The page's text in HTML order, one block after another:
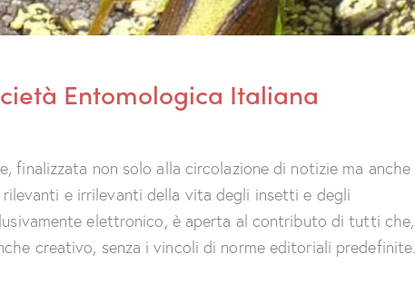
Entomologica Italiana
finalizzata non solo alla circolazione di notizie ma anche
e irrilevanti della vita degli insetti e degli
elettronico, è aperta al contributo di tutti che,
creativo, senza i vincoli di norme editoriali predefinite.